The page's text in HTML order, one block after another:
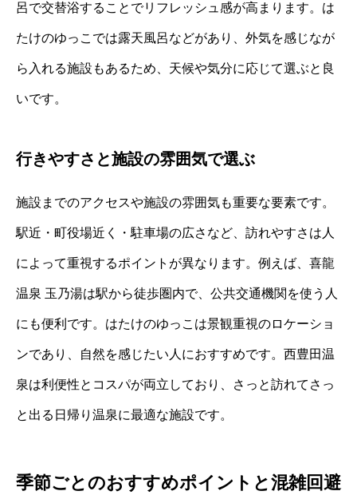
呂で交替浴することでリフレッシュ感が高まります。は
たけのゆっこでは露天風呂などがあり、外気を感じなが
ら入れる施設もあるため、天候や気分に応じて選ぶと良
いです。
行きやすさと施設の雰囲気で選ぶ
施設までのアクセスや施設の雰囲気も重要な要素です。
駅近・町役場近く・駐車場の広さなど、訪れやすさは人
によって重視するポイントが異なります。例えば、喜龍
温泉 玉乃湯は駅から徒歩圏内で、公共交通機関を使う人
にも便利です。はたけのゆっこは景観重視のロケーショ
ンであり、自然を感じたい人におすすめです。西豊田温
泉は利便性とコスパが両立しており、さっと訪れてさっ
と出る日帰り温泉に最適な施設です。
季節ごとのおすすめポイントと混雑回避